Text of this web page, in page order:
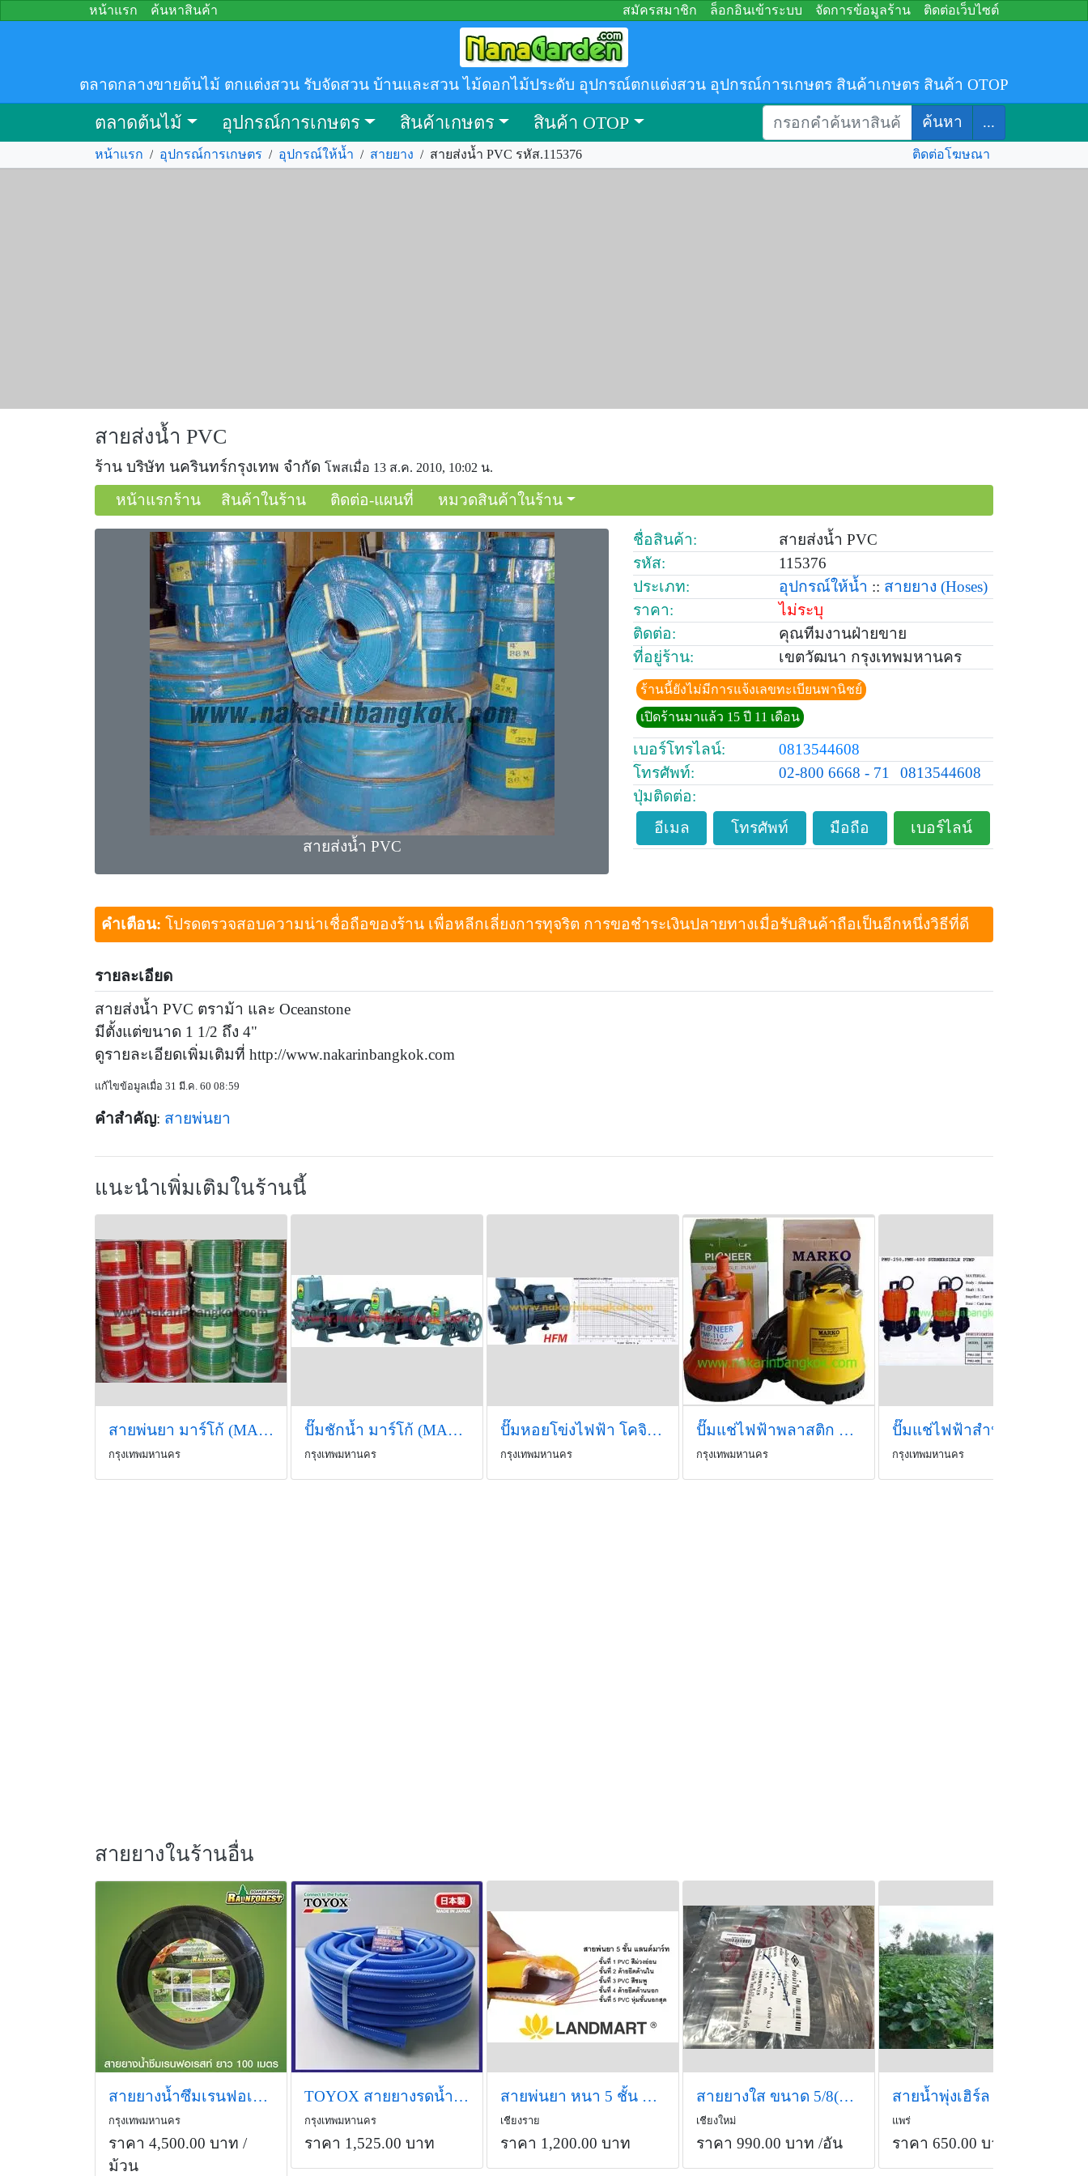
หน้าแรก ค้นหาสินค้า สมัครสมาชิก ล็อกอินเข้าระบบ จัดการข้อมูลร้าน ติดต่อเว็บไซต์
ตลาดกลางขายต้นไม้ ตกแต่งสวน รับจัดสวน บ้านและสวน ไม้ดอกไม้ประดับ อุปกรณ์ตกแต่งสวน อุปกรณ์การเกษตร สินค้าเกษตร สินค้า OTOP
ตลาดต้นไม้ อุปกรณ์การเกษตร สินค้าเกษตร สินค้า OTOP ค้นหา ...
หน้าแรก / อุปกรณ์การเกษตร / อุปกรณ์ให้น้ำ / สายยาง / สายส่งน้ำ PVC รหัส.115376 ติดต่อโฆษณา
สายส่งน้ำ PVC
ร้าน บริษัท นครินทร์กรุงเทพ จำกัด โพสเมื่อ 13 ส.ค. 2010, 10:02 น.
หน้าแรกร้าน สินค้าในร้าน ติดต่อ-แผนที่ หมวดสินค้าในร้าน
สายส่งน้ำ PVC
ชื่อสินค้า:
สายส่งน้ำ PVC
รหัส:
115376
ประเภท:
อุปกรณ์ให้น้ำ :: สายยาง (Hoses)
ราคา:
ไม่ระบุ
ติดต่อ:
คุณทีมงานฝ่ายขาย
ที่อยู่ร้าน:
เขตวัฒนา กรุงเทพมหานคร
ร้านนี้ยังไม่มีการแจ้งเลขทะเบียนพานิชย์
เปิดร้านมาแล้ว 15 ปี 11 เดือน
เบอร์โทรไลน์:
0813544608
โทรศัพท์:
02-800 6668 - 71
0813544608
ปุ่มติดต่อ:
อีเมล
โทรศัพท์ มือถือ เบอร์ไลน์
คำเตือน: โปรดตรวจสอบความน่าเชื่อถือของร้าน เพื่อหลีกเลี่ยงการทุจริต การขอชำระเงินปลายทางเมื่อรับสินค้าถือเป็นอีกหนึ่งวิธีที่ดี
รายละเอียด
สายส่งน้ำ PVC ตราม้า และ Oceanstone
มีตั้งแต่ขนาด 1 1/2 ถึง 4"
ดูรายละเอียดเพิ่มเติมที่ http://www.nakarinbangkok.com
แก้ไขข้อมูลเมื่อ 31 มี.ค. 60 08:59
คำสำคัญ: สายพ่นยา
แนะนำเพิ่มเติมในร้านนี้
สายพ่นยา มาร์โก้ (MARKO) รุ่นพิเศษ เสริมเชือกทอ 6 ชั้น
กรุงเทพมหานคร
ปั๊มชักน้ำ มาร์โก้ (MARKO)
กรุงเทพมหานคร
ปั๊มหอยโข่งไฟฟ้า โคจิม่า (KOJIMA)
กรุงเทพมหานคร
ปั๊มแช่ไฟฟ้าพลาสติก มาร์โก้ (MARKO)
กรุงเทพมหานคร กรุงเทพมหานคร
สายยางในร้านอื่น
สายยางน้ำซึมเรนฟอเรสท์ ความยาว 100 เมตร
กรุงเทพมหานคร
ราคา 4,500.00 บาท /
ม้วน
TOYOX สายยางรดน้ำต้นไม้ รุ่น MIZUMAKI 30 m ไม่เป็นตะไคร่
กรุงเทพมหานคร
ราคา 1,525.00 บาท
สายพ่นยา หนา 5 ชั้น ยาว 50 ม. ใช้วัสดุหนาพิเศษ แลนด์มาร์ท
เชียงราย
ราคา 1,200.00 บาท
สายยางใส ขนาด 5/8(5หุน) ท่อน้ำไทย
เชียงใหม่
ราคา 990.00 บาท /อัน
แพร่
ราคา 650.00 บาท